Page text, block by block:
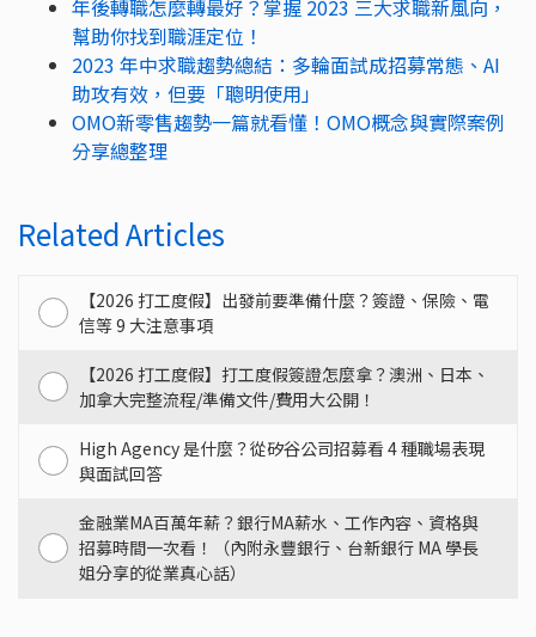
年後轉職怎麼轉最好？掌握 2023 三大求職新風向，
幫助你找到職涯定位！
2023 年中求職趨勢總結：多輪面試成招募常態、AI
助攻有效，但要「聰明使用」
OMO新零售趨勢一篇就看懂！OMO概念與實際案例
分享總整理
Related Articles
【2026 打工度假】出發前要準備什麼？簽證、保險、電
信等 9 大注意事項
【2026 打工度假】打工度假簽證怎麼拿？澳洲、日本、
加拿大完整流程/準備文件/費用大公開！
High Agency 是什麼？從矽谷公司招募看 4 種職場表現
與面試回答
金融業MA百萬年薪？銀行MA薪水、工作內容、資格與
招募時間一次看！（內附永豐銀行、台新銀行 MA 學長
姐分享的從業真心話）